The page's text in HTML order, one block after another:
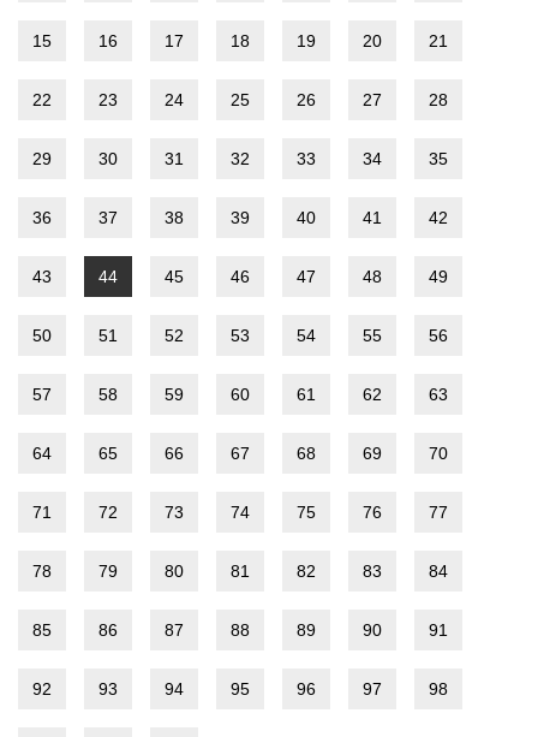
15 16 17 18 19 20 21
22 23 24 25 26 27 28
29 30 31 32 33 34 35
36 37 38 39 40 41 42
43 44 45 46 47 48 49
50 51 52 53 54 55 56
57 58 59 60 61 62 63
64 65 66 67 68 69 70
71 72 73 74 75 76 77
78 79 80 81 82 83 84
85 86 87 88 89 90 91
92 93 94 95 96 97 98